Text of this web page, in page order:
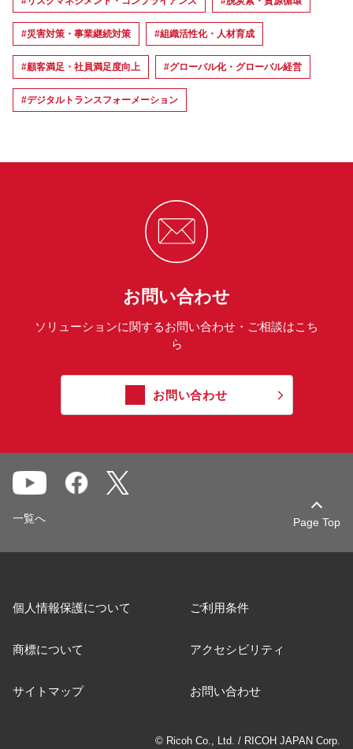
#災害対策・事業継続対策 #組織活性化・人材育成
#顧客満足・社員満足度向上 #グローバル化・グローバル経営
#デジタルトランスフォーメーション
お問い合わせ
ソリューションに関するお問い合わせ・ご相談はこち
ら
お問い合わせ
Page Top
一覧へ
個人情報保護について ご利用条件
商標について アクセシビリティ
サイトマップ お問い合わせ
© Ricoh Co., Ltd. / RICOH JAPAN Corp.